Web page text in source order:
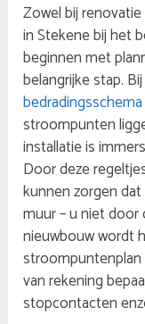
Zowel bij
in Stekene bij het
beginnen met
belangrijke stap.
bedradingsschema
stroompunten
installatie is
Door deze
kunnen zorgen
muur – u niet door
nieuwbouw wordt
van rekening
stopcontacten